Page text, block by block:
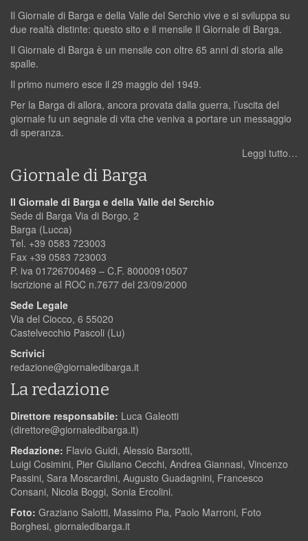
Il Giornale di Barga e della Valle del Serchio vive e si sviluppa su
due realtà distinte: questo sito e il mensile Il Giornale di Barga.
Il Giornale di Barga è un mensile con oltre 65 anni di storia alle
spalle.
Il primo numero esce il 29 maggio del 1949.
Per la Barga di allora, ancora provata dalla guerra, l’uscita del
giornale fu un segnale di vita che veniva a portare un messaggio
di speranza.
Leggi tutto…
Giornale di Barga
Il Giornale di Barga e della Valle del Serchio
Sede di Barga Via di Borgo, 2
Barga (Lucca)
Tel. +39 0583 723003
Fax +39 0583 723003
P. iva 01726700469 – C.F. 80000910507
Iscrizione al ROC n.7677 del 23/09/2000
Sede Legale
Via del Ciocco, 6 55020
Castelvecchio Pascoli (Lu)
Scrivici
redazione@giornaledibarga.it
La redazione
Direttore responsabile: Luca Galeotti
(direttore@giornaledibarga.it)
Redazione: Flavio Guidi, Alessio Barsotti,
Luigi Cosimini, Pier Giuliano Cecchi, Andrea Giannasi, Vincenzo
Passini, Sara Moscardini, Augusto Guadagnini, Francesco
Consani, Nicola Boggi, Sonia Ercolini.
Foto: Graziano Salotti, Massimo Pia, Paolo Marroni, Foto
Borghesi, giornaledibarga.it